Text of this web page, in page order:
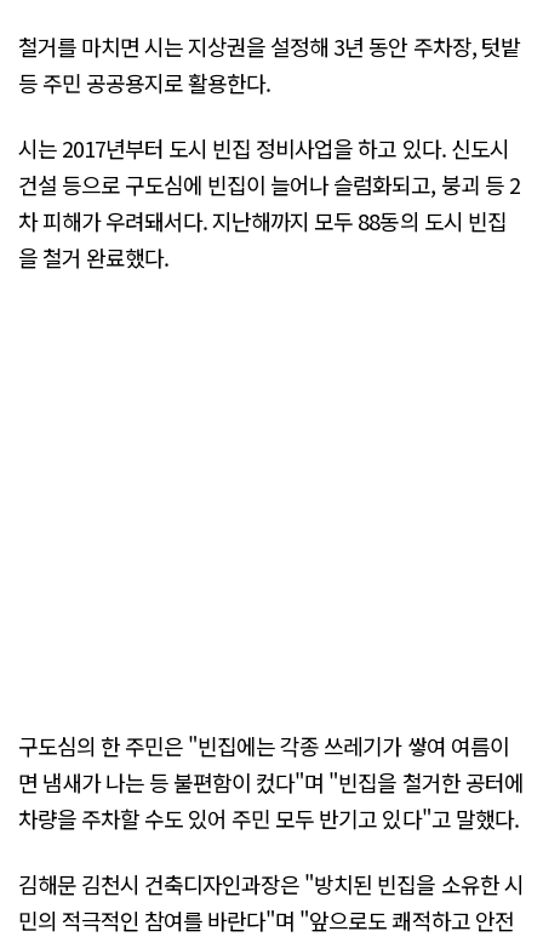
철거를 마치면 시는 지상권을 설정해 3년 동안 주차장, 텃밭
등 주민 공공용지로 활용한다.
시는 2017년부터 도시 빈집 정비사업을 하고 있다. 신도시
건설 등으로 구도심에 빈집이 늘어나 슬럼화되고, 붕괴 등 2
차 피해가 우려돼서다. 지난해까지 모두 88동의 도시 빈집
을 철거 완료했다.
구도심의 한 주민은 "빈집에는 각종 쓰레기가 쌓여 여름이
면 냄새가 나는 등 불편함이 컸다"며 "빈집을 철거한 공터에
차량을 주차할 수도 있어 주민 모두 반기고 있다"고 말했다.
김해문 김천시 건축디자인과장은 "방치된 빈집을 소유한 시
민의 적극적인 참여를 바란다"며 "앞으로도 쾌적하고 안전